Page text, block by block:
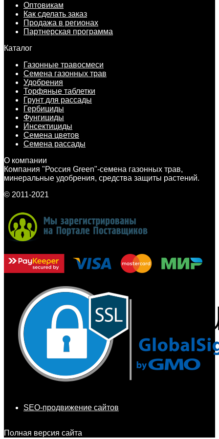
Оптовикам
Как сделать заказ
Продажа в регионах
Партнерская программа
Каталог
Газонные травосмеси
Семена газонных трав
Удобрения
Торфяные таблетки
Грунт для рассады
Гербициды
Фунгициды
Инсектициды
Семена цветов
Семена рассады
О компании
Компания "Россия Green"-семена газонных трав,
минеральные удобрения, средства защиты растений.
© 2011-2021
SEO-продвижение сайтов
Полная версия сайта